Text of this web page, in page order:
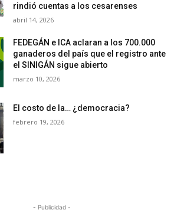
rindió cuentas a los cesarenses
abril 14, 2026
FEDEGÁN e ICA aclaran a los 700.000
ganaderos del país que el registro ante
el SINIGÁN sigue abierto
marzo 10, 2026
El costo de la… ¿democracia?
febrero 19, 2026
- Publicidad -